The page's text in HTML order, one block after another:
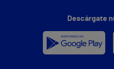
Descárgate